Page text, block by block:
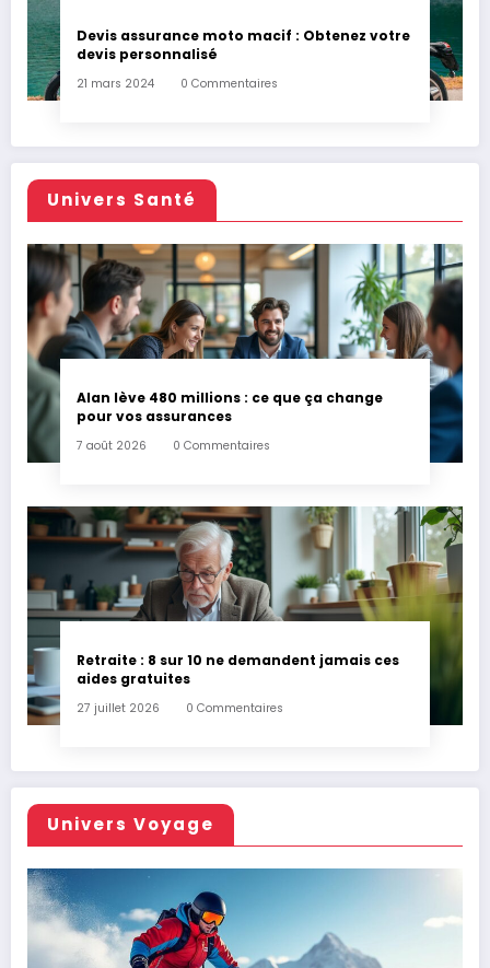
Devis assurance moto macif : Obtenez votre
devis personnalisé
21 mars 2024 0 Commentaires
Univers Santé
Alan lève 480 millions : ce que ça change
pour vos assurances
7 août 2026 0 Commentaires
Retraite : 8 sur 10 ne demandent jamais ces
aides gratuites
27 juillet 2026 0 Commentaires
Univers Voyage